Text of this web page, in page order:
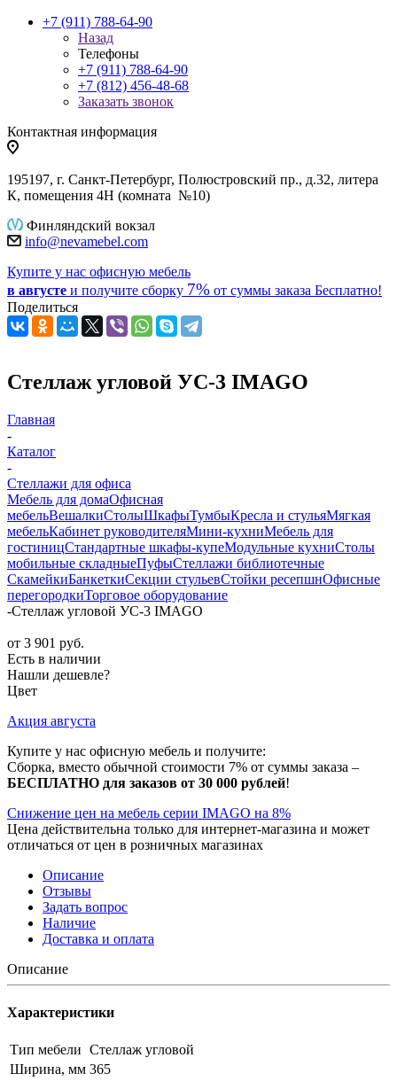
+7 (911) 788-64-90
Назад
Телефоны
+7 (911) 788-64-90
+7 (812) 456-48-68
Заказать звонок
Контактная информация
195197, г. Санкт-Петербург, Полюстровский пр., д.32, литера
К, помещения 4Н (комната №10)
Финляндский вокзал
info@nevamebel.com
Купите у нас офисную мебель
в августе и получите сборку 7% от суммы заказа Бесплатно!
Поделиться
Стеллаж угловой УС-3 IMAGO
Главная
-
Каталог
-
Стеллажи для офиса
Мебель для домаОфисная
мебельВешалкиСтолыШкафыТумбыКресла и стульяМягкая
мебельКабинет руководителяМини-кухниМебель для
гостиницСтандартные шкафы-купеМодульные кухниСтолы
мобильные складныеПуфыСтеллажи библиотечные
СкамейкиБанкеткиСекции стульевСтойки ресепшнОфисные
перегородкиТорговое оборудование
-Стеллаж угловой УС-3 IMAGO
от 3 901 руб.
Есть в наличии
Нашли дешевле?
Цвет
Акция августа
Купите у нас офисную мебель и получите:
Сборка, вместо обычной стоимости 7% от суммы заказа –
БЕСПЛАТНО для заказов от 30 000 рублей!
Снижение цен на мебель серии IMAGO на 8%
Цена действительна только для интернет-магазина и может
отличаться от цен в розничных магазинах
Описание
Отзывы
Задать вопрос
Наличие
Доставка и оплата
Описание
Характеристики
Тип мебели Стеллаж угловой
Ширина, мм 365